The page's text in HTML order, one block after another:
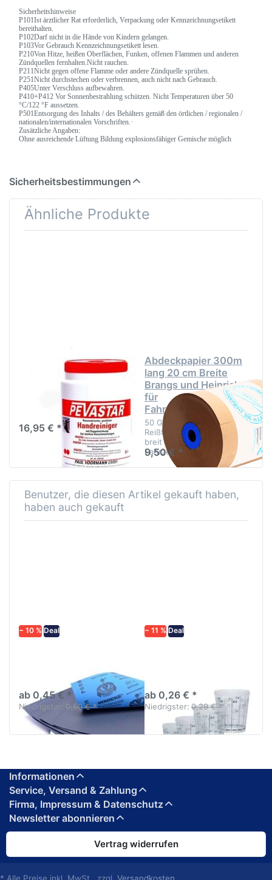
Sicherheitshinweise
P101Ist ärztlicher Rat erforderlich, Verpackung oder Kennzeichnungsetikett
bereithalten.
P102Darf nicht in die Hände von Kindern gelangen.
P103Vor Gebrauch Kennzeichnungsetikett lesen.
P210Von Hitze, heißen Oberflächen, Funken, offenen Flammen und anderen
Zündquellen fernhalten.Nicht rauchen.
P211Nicht gegen offene Flamme oder andere Zündquelle sprühen.
P251Nicht durchstechen oder verbrennen, auch nicht nach Gebrauch.
P405Unter Verschluss aufbewahren.
P410+P412 Vor Sonnenbestrahlung schützen. Nicht Temperaturen über 50
°C/122 °F aussetzen.
P501Entsorgung des Inhalts / des Behälters gemäß den örtlichen / regionalen /
nationalen/internationalen Vorschriften.·
Zusätzliche Angaben:
Ohne ausreichende Lüftung Bildung explosionsfähiger Gemische möglich
Sicherheitsbestimmungen
Ähnliche Produkte
Handwaschpaste 3
Effektive Reinigungspaste
16,95 € *
Abdeckpapier 300m
lang 20 cm Breite
Brangs und Heinrich
für
Fahrzeuglackierung
50 Gramm pro qm²,
Reißfest 300m lang 20 cm
breit für
Fahrzeuglackierung
9,50 € *
Benutzer, die diesen Artikel gekauft haben,
haben auch gekauft
− 10 % Deal
diversen Körnungen
ab 0,45 € *
Niedrigster: 0,50 € *
− 11 % Deal
ab 0,26 € *
Niedrigster: 0,29 € *
Informationen
Service, Versand & Zahlung
Firma, Impressum & Datenschutz
Newsletter abonnieren
Vertrag widerrufen
* Alle Preise inkl. MwSt., zzgl. Versandkosten